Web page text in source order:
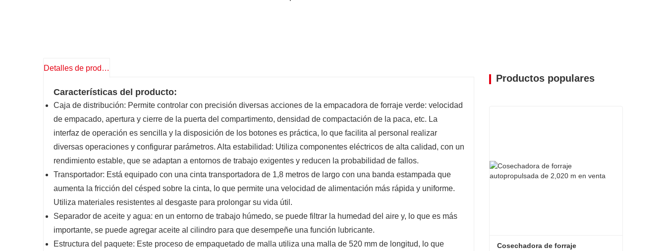
Detalles de producto
Características del producto:
Caja de distribución: Permite controlar con precisión diversas acciones de la empacadora de forraje verde: velocidad
de empacado, apertura y cierre de la puerta del compartimento, densidad de compactación de la paca, etc. La
interfaz de operación es sencilla y la disposición de los botones es práctica, lo que facilita al personal realizar
diversas operaciones y configurar parámetros. Alta estabilidad: Utiliza componentes eléctricos de alta calidad, con un
rendimiento estable, que se adaptan a entornos de trabajo exigentes y reducen la probabilidad de fallos.
Transportador: Está equipado con una cinta transportadora de 1,8 metros de largo con una banda estampada que
aumenta la fricción del césped sobre la cinta, lo que permite una velocidad de alimentación más rápida y uniforme.
Utiliza materiales resistentes al desgaste para prolongar su vida útil.
Separador de aceite y agua: en un entorno de trabajo húmedo, se puede filtrar la humedad del aire y, lo que es más
importante, se puede agregar aceite al cilindro para que desempeñe una función lubricante.
Estructura del paquete: Este proceso de empaquetado de malla utiliza una malla de 520 mm de longitud, lo que
Productos populares
Cosechadora de forraje